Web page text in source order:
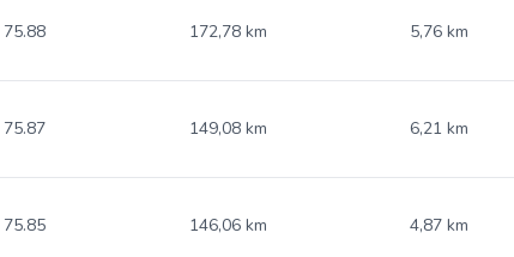
75.88 172,78 km 5,76 km
75.87 149,08 km 6,21 km
75.85 146,06 km 4,87 km